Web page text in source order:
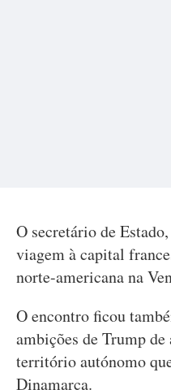
O secretário de
viagem à capital
norte-americana na
O encontro ficou
ambições de Trump
território autónomo
Dinamarca.